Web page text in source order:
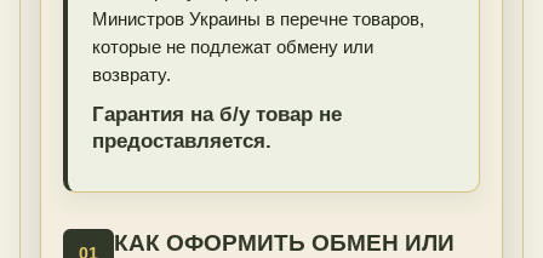
Министров Украины в перечне товаров,
которые не подлежат обмену или
возврату.
Гарантия на б/у товар не
предоставляется.
01
КАК ОФОРМИТЬ ОБМЕН ИЛИ